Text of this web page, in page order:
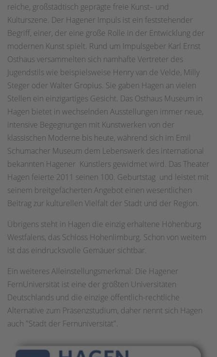
reiche, großstädtisch geprägte freie Kunst– und
Kulturszene. Der Hagener Impuls ist ein feststehender
Begriff, einer, der eine große Rolle in der Entwicklung der
modernen Kunst spielt. Rund um Impulsgeber Karl Ernst
Osthaus versammelten sich namhafte Vertreter des
Jugendstils wie beispielsweise Henry van de Velde, Milly
Steger oder Walter Gropius. Sie gaben Hagen an vielen
Stellen ein einzigartiges Gesicht. Das Osthaus Museum in
Hagen bietet in wechselnden Ausstellungen immer neue,
intensive Begegnungen mit Kunstwerken von der
klassischen Moderne bis heute, während sich im Emil
Schumacher Museum dem Lebenswerk des international
bekannten Hagener Künstlers gewidmet wird. Das Theater
Hagen feierte 2011 seinen 100. Geburtstag und leistet mit
seinem breitgefächerten Angebot einen wesentlichen
Beitrag zur kulturellen Vielfalt der Stadt und der Region.
Übrigens steht in Hagen die einzig erhaltene Höhenburg
Westfalens, das Schloss Hohenlimburg. Schon von weitem
ist das eindrucksvolle Gemäuer sichtbar.
Ein weiteres Alleinstellungsmerkmal: Die Hagener
FernUniversität ist eine der größten Universitäten
Deutschlands und die einzige öffentlich-rechtliche
Alternative zum Präsenzstudium, daher nennt sich Hagen
auch "Stadt der Fernuniversität".